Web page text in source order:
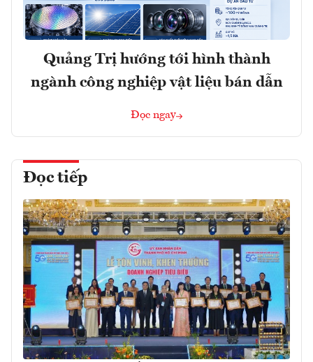
Quảng Trị hướng tới hình thành
ngành công nghiệp vật liệu bán dẫn
Đọc ngay
Đọc tiếp